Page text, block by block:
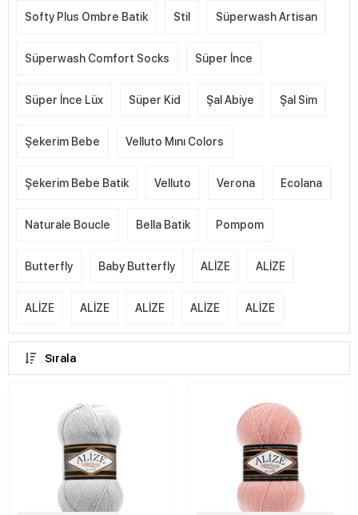
Softy Plus Ombre Batik Stil Süperwash Artisan
Süperwash Comfort Socks Süper İnce
Süper İnce Lüx Süper Kid Şal Abiye Şal Sim
Şekerim Bebe Velluto Mını Colors
Şekerim Bebe Batik Velluto Verona Ecolana
Naturale Boucle Bella Batik Pompom
Butterfly Baby Butterfly ALİZE ALİZE
ALİZE ALİZE ALİZE ALİZE ALİZE
Sırala